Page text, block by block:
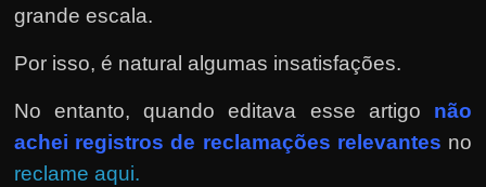
grande escala.
Por isso, é natural algumas insatisfações.
No entanto, quando editava esse artigo não
achei registros de reclamações relevantes no
reclame aqui.